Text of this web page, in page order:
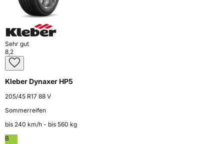
Sehr gut
8,2
Kleber Dynaxer HP5
205/45 R17 88 V
Sommerreifen
bis 240 km⁠/⁠h - bis 560 kg
B